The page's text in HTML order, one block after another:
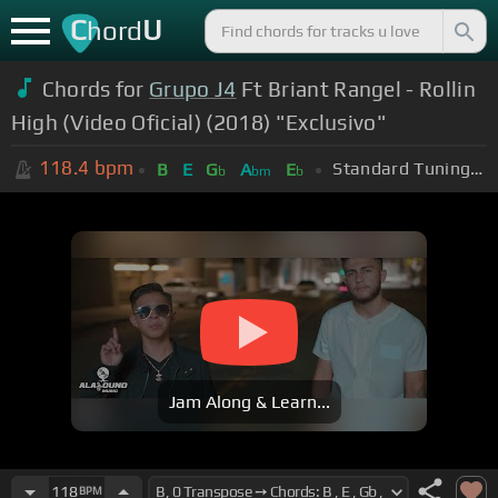
ChordU
Chords for Grupo J4 Ft Briant Rangel - Rollin
High (Video Oficial) (2018) "Exclusivo"
118.4 bpm B E Gb Abm Eb Standard Tuning (EADGBE)
Jam Along & Learn...
118BPM